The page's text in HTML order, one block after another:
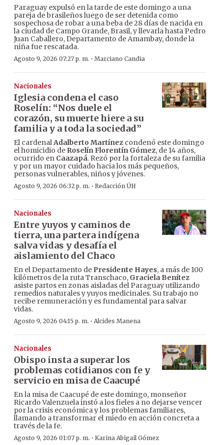
Paraguay expulsó en la tarde de este domingo a una
pareja de brasileños luego de ser detenida como
sospechosa de robar a una beba de 28 días de nacida en
la ciudad de Campo Grande, Brasil, y llevarla hasta Pedro
Juan Caballero, Departamento de Amambay, donde la
niña fue rescatada.
Agosto 9, 2026 07:27 p. m. · Marciano Candia
Nacionales
Iglesia condena el caso
Roselín: “Nos duele el
corazón, su muerte hiere a su
familia y a toda la sociedad”
El cardenalAdalberto Martínez condenó este domingo
el homicidio de Roselín Florentín Gómez, de 14 años,
ocurrido en Caazapá. Rezó por la fortaleza de su familia
y por un mayor cuidado hacia los más pequeños,
personas vulnerables, niños y jóvenes.
Agosto 9, 2026 06:32 p. m. · Redacción ÚH
Nacionales
Entre yuyos y caminos de
tierra, una partera indígena
salva vidas y desafía el
aislamiento del Chaco
En el Departamento de Presidente Hayes, a más de 100
kilómetros de la ruta Transchaco, Graciela Benítez
asiste partos en zonas aisladas del Paraguay utilizando
remedios naturales y yuyos medicinales. Su trabajo no
recibe remuneración y es fundamental para salvar
vidas.
Agosto 9, 2026 04:15 p. m. · Alcides Manena
Nacionales
Obispo insta a superar los
problemas cotidianos con fe y
servicio en misa de Caacupé
En la misa de Caacupé de este domingo, monseñor
Ricardo Valenzuela instó a los fieles a no dejarse vencer
por la crisis económica y los problemas familiares,
llamando a transformar el miedo en acción concreta a
través de la fe.
Agosto 9, 2026 01:07 p. m. · Karina Abigail Gómez